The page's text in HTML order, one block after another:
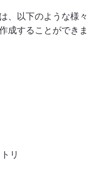
、以下のような様々
成することができま
リ